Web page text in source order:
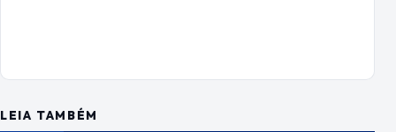
LEIA TAMBÉM